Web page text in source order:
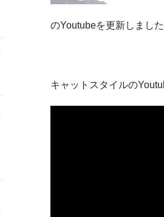
のYoutubeを更新しまし
キャットスタイルの